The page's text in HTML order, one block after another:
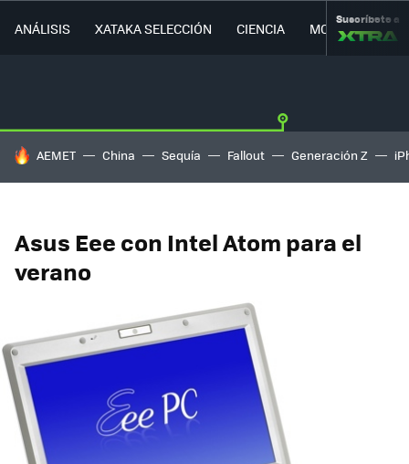
ANÁLISIS XATAKA SELECCIÓN CIENCIA MOVILIDAD
Suscríbete a
HOY SE HABLA DE
AEMET China Sequía Fallout Generación Z
Asus Eee con Intel Atom para el
verano